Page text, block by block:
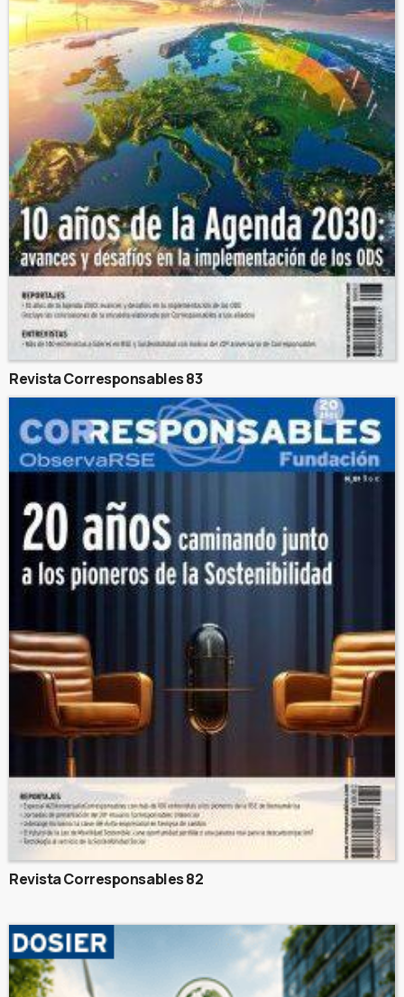
Revista Corresponsables 83
Revista Corresponsables 82